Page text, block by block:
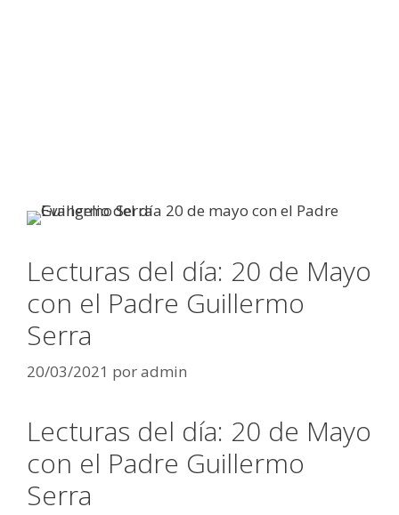
Lecturas del día: 20 de Mayo
con el Padre Guillermo
Serra
20/03/2021 poradmin
Lecturas del día: 20 de Mayo
con el Padre Guillermo
Serra